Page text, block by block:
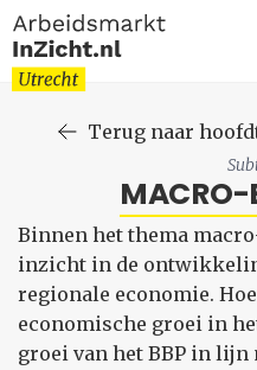
Terug naar
MACRO-
Binnen het thema
inzicht in de
regionale economie.
economische groei in
groei van het BBP in lijn